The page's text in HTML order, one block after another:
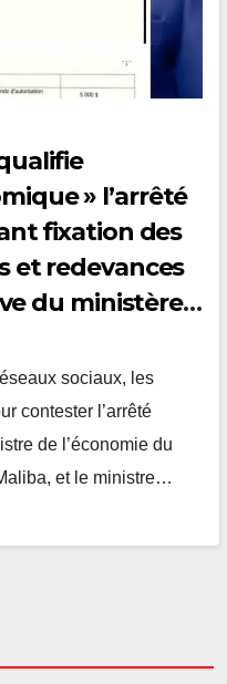
» l’arrêté
fixation des
et redevances
du ministère
sociaux, les
contester l’arrêté
de l’économie du
et le ministre…